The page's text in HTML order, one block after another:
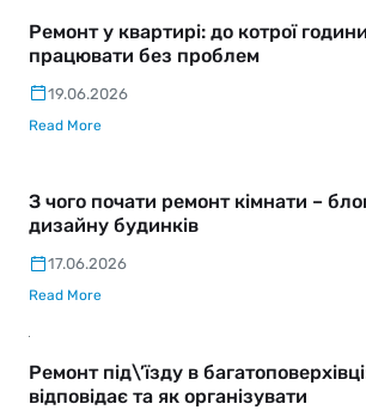
Ремонт у квартирі: до котрої
працювати без проблем
19.06.2026
Read More
З чого почати ремонт кімнати –
дизайну будинків
17.06.2026
Read More
Ремонт під\’їзду в
відповідає та як організувати